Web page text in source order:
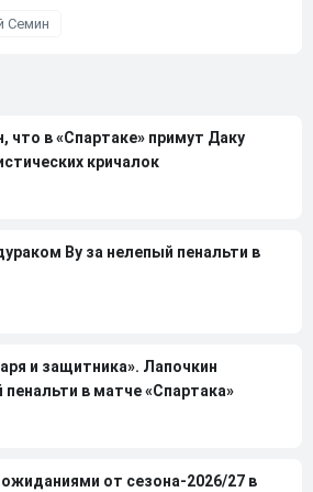
Семин
что в «Спартаке» примут Даку
кричалок
Ву за нелепый пенальти в
и защитника». Лапочкин
в матче «Спартака»
от сезона-2026/27 в